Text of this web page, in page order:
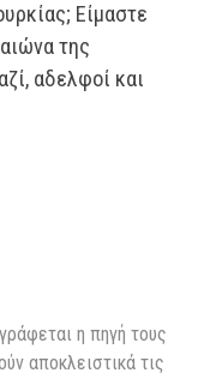
Είμαστε
της
αδελφοί και
η πηγή τους
αποκλειστικά τις